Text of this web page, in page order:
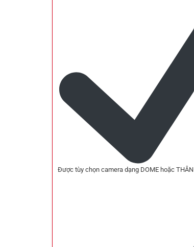
Được tùy chọn camera dạng DOME hoặc THÂN